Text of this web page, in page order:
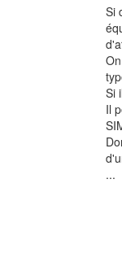
Si
Si
Il
...